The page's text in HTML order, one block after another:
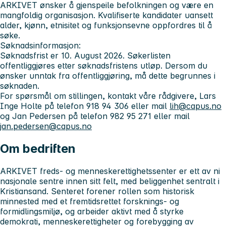
ARKIVET ønsker å gjenspeile befolkningen og være en
mangfoldig organisasjon. Kvalifiserte kandidater uansett
alder, kjønn, etnisitet og funksjonsevne oppfordres til å
søke.
Søknadsinformasjon:
Søknadsfrist er 10. August 2026. Søkerlisten
offentliggjøres etter søknadsfristens utløp. Dersom du
ønsker unntak fra offentliggjøring, må dette begrunnes i
søknaden.
For spørsmål om stillingen, kontakt våre rådgivere, Lars
Inge Holte på telefon 918 94 306 eller mail lih@capus.no
og Jan Pedersen på telefon 982 95 271 eller mail
jan.pedersen@capus.no
Om bedriften
ARKIVET freds- og menneskerettighetssenter er ett av ni
nasjonale sentre innen sitt felt, med beliggenhet sentralt i
Kristiansand. Senteret forener rollen som historisk
minnested med et fremtidsrettet forsknings- og
formidlingsmiljø, og arbeider aktivt med å styrke
demokrati, menneskerettigheter og forebygging av